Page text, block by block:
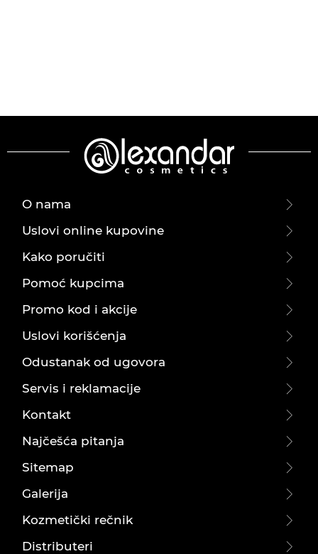
O nama
Uslovi online kupovine
Kako poručiti
Pomoć kupcima
Promo kod i akcije
Uslovi korišćenja
Odustanak od ugovora
Servis i reklamacije
Kontakt
Najčešća pitanja
Sitemap
Galerija
Kozmetički rečnik
Distributeri